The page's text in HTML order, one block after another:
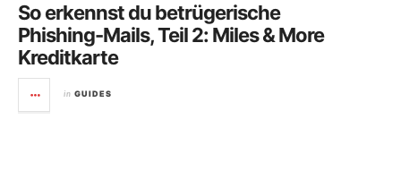
So erkennst du betrügerische
Phishing-Mails, Teil 2: Miles & More
Kreditkarte
in GUIDES